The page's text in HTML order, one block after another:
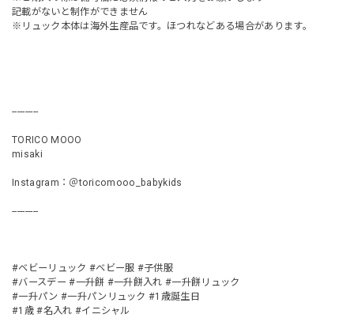
記載がないと制作ができません
※リュック本体は海外生産品です。ほつれなどある場合があります。
----------
TORICO MOOO
misaki
Instagram：＠toricomooo_babykids
----------
#ベビーリュック #ベビー服 #子供服
#バースデー #一升餅 #一升餅入れ #一升餅リュック
#一升パン #一升パンリュック #1歳誕生日
#1歳 #名入れ #イニシャル